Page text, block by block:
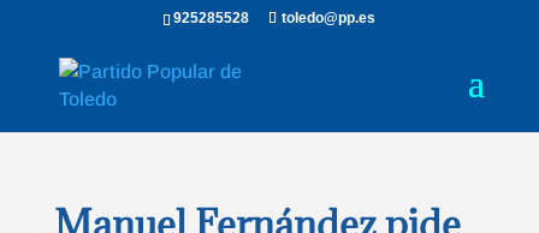
925285528 toledo@pp.es